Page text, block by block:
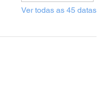
Ver todas as 45 datas